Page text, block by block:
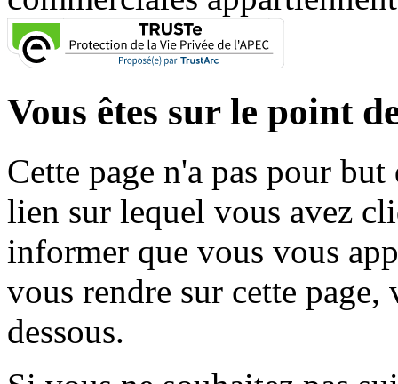
Vous êtes sur le point
Cette page n'a pas pour
lien sur lequel vous avez
informer que vous vous
vous rendre sur cette
dessous.